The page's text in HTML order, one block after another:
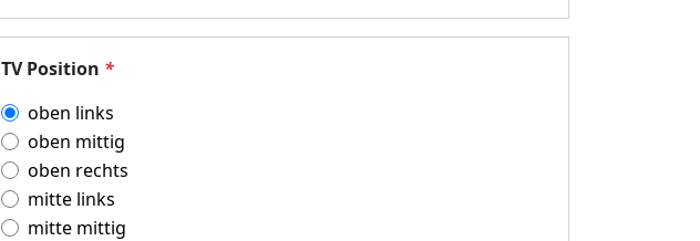
TV Position *
oben links
oben mittig
oben rechts
mitte links
mitte mittig